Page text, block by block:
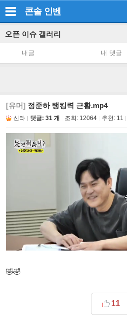
콘솔 인벤
오픈 이슈 갤러리
내글 내 댓글
[유머] 정준하 탱킹력 근황.mp4
신라 댓글: 31 개 조회: 12064 추천: 11
🤣🤣
11